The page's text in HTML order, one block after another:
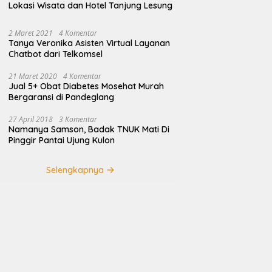
Lokasi Wisata dan Hotel Tanjung Lesung
2 Maret 2021 4 Komentar
Tanya Veronika Asisten Virtual Layanan
Chatbot dari Telkomsel
21 Maret 2020 4 Komentar
Jual 5+ Obat Diabetes Mosehat Murah
Bergaransi di Pandeglang
27 April 2018 3 Komentar
Namanya Samson, Badak TNUK Mati Di
Pinggir Pantai Ujung Kulon
Selengkapnya